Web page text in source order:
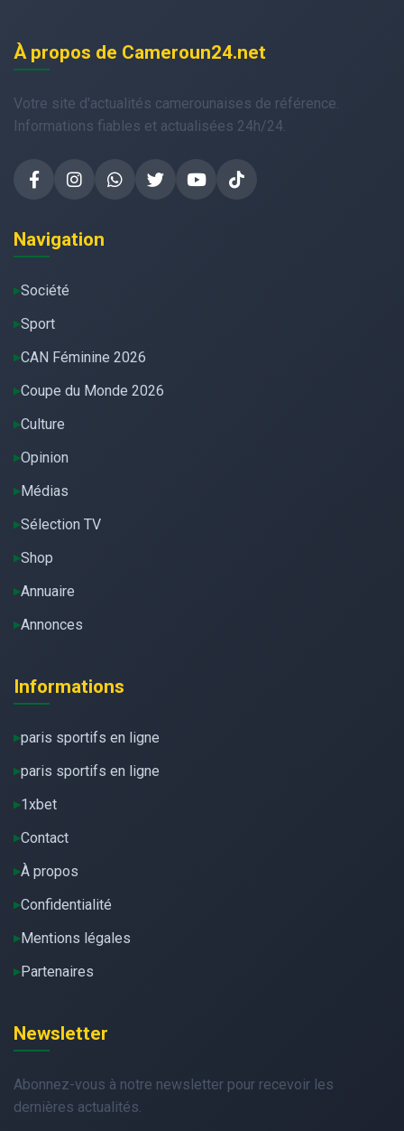
À propos de Cameroun24.net
Votre site d'actualités camerounaises de référence.
Informations fiables et actualisées 24h/24.
Navigation
Société
Sport
CAN Féminine 2026
Coupe du Monde 2026
Culture
Opinion
Médias
Sélection TV
Shop
Annuaire
Annonces
Informations
paris sportifs en ligne
paris sportifs en ligne
1xbet
Contact
À propos
Confidentialité
Mentions légales
Partenaires
Newsletter
Abonnez-vous à notre newsletter pour recevoir les
dernières actualités.